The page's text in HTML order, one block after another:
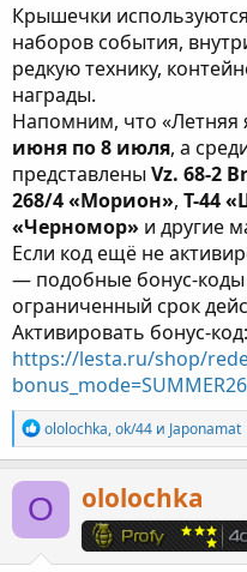
Крышечки
наборов события,
редкую технику,
награды.
Напомним, что «Летняя
июня по 8 июля, а
представлены Vz. 68-2
268/4 «Морион», Т-44
«Черномор» и другие
Если код ещё не
— подобные бонус-
ограниченный срок
Активировать бонус-код:
https://lesta.ru/shop/
Р
е
а
к
ц
и
и
:
ololochka,ok/44 и Japonamat
O ololochka